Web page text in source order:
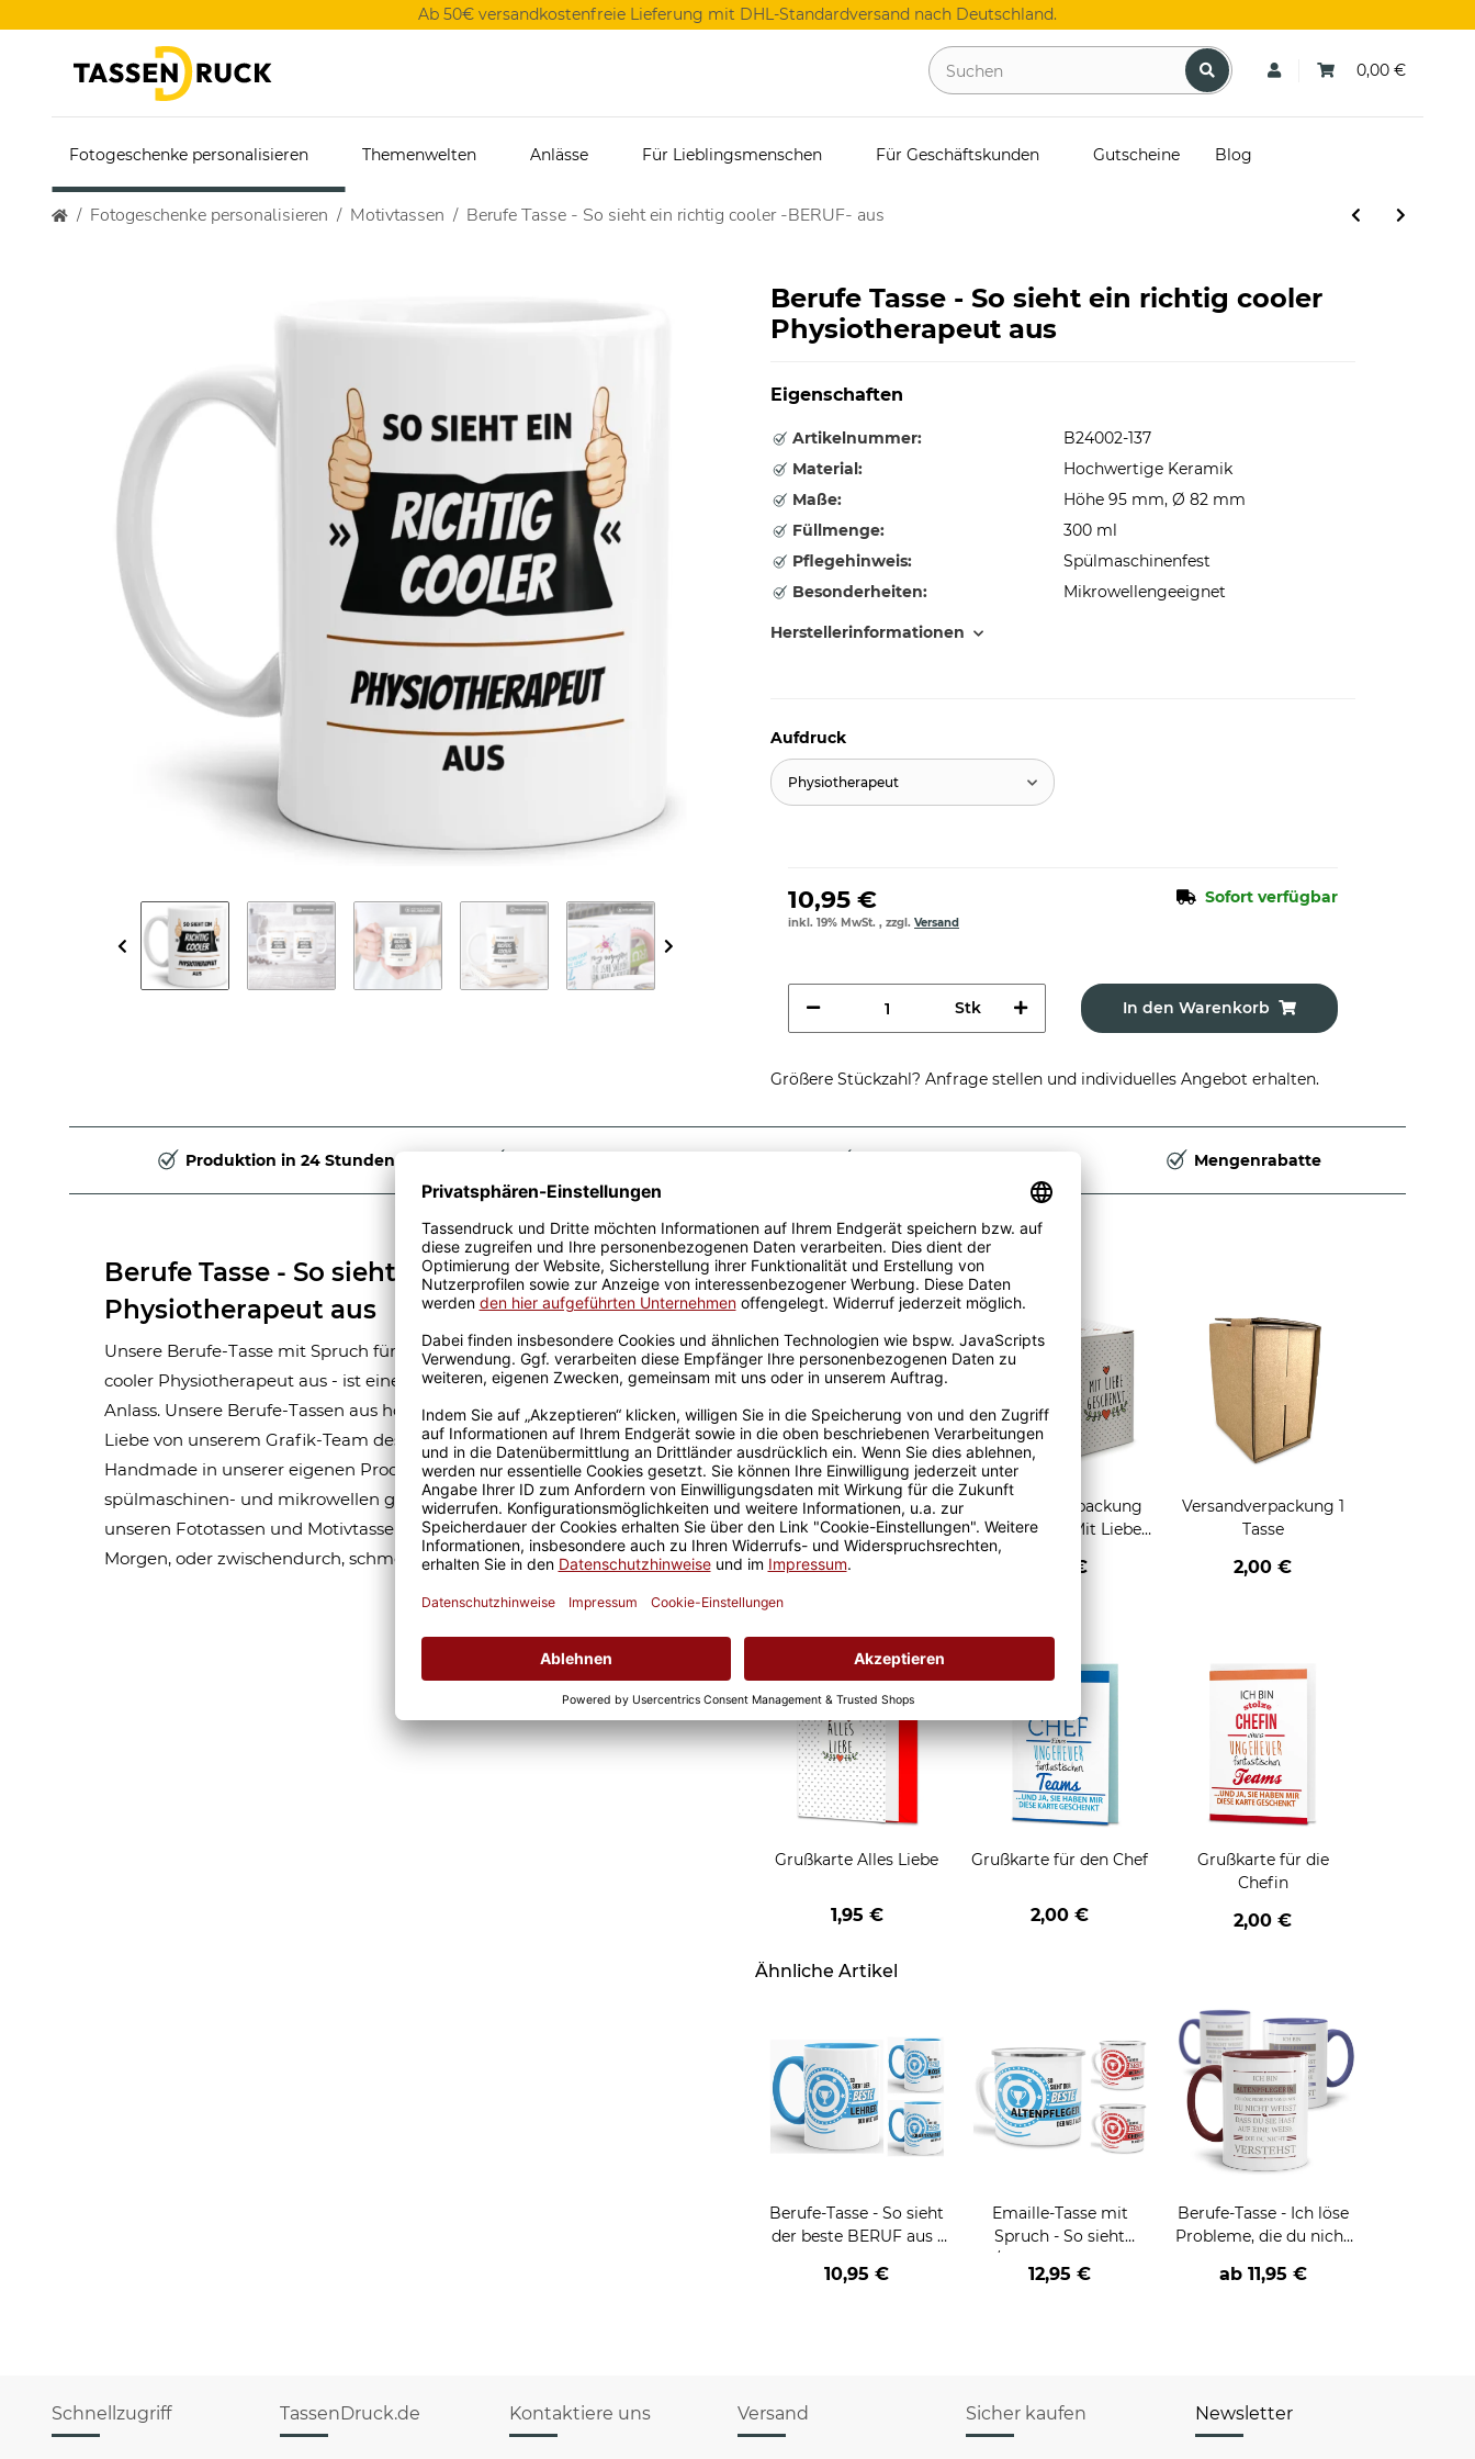
Ab 50€ versandkostenfreie Lieferung mit DHL-Standardversand nach Deutschland.
0,00 €
Fotogeschenke personalisieren Themenwelten Anlässe Für Lieblingsmenschen Für Geschäftskunden Gutscheine Blog
Fotogeschenke personalisieren Motivtassen Berufe Tasse - So sieht ein richtig cooler -BERUF- aus
Berufe Tasse - So sieht ein richtig cooler
Physiotherapeut aus
Eigenschaften
Artikelnummer:
B24002-137
Material:
Hochwertige Keramik
Maße:
Höhe 95 mm, Ø 82 mm
Füllmenge:
300 ml
Pflegehinweis:
Spülmaschinenfest
Besonderheiten:
Mikrowellengeeignet
Herstellerinformationen
Aufdruck
Physiotherapeut
10,95 € Sofort verfügbar
inkl. 19% MwSt. , zzgl. Versand
Stk In den Warenkorb
Größere Stückzahl? Anfrage stellen und individuelles Angebot erhalten.
Produktion in 24 Stunden Mengenrabatte
Berufe Tasse - So sieht ein richtig cooler
Physiotherapeut aus
Unsere Berufe-Tasse mit Spruch für Männer-Berufe - So sieht ein richtig
cooler Physiotherapeut aus - ist eine tolle Geschenkidee, egal zu welchem
Anlass. Unsere Berufe-Tassen aus hochwertiger Keramik wurden mit viel
Liebe von unserem Grafik-Team designt. Mit viel Erfahrung werden sie
Handmade in unserer eigenen Produktion bedruckt. Die Kaffeebecher sind
spülmaschinen- und mikrowellen geeignet. Somit ist eine lange Freude an
unseren Fototassen und Motivtassen garantiert und der Kaffee am
Morgen, oder zwischendurch, schmeckt gleich nochmal so gut.
Passende Verpackungen
Geschenkverpackung 1
Tasse mit Fenster
2,50 €
Geschenkverpackung
für Tassen - Mit Liebe
2,95 €
Versandverpackung 1
Tasse
2,00 €
Grußkarten zum Verschenken
Grußkarte Alles Liebe
1,95 €
Grußkarte für den Chef
2,00 €
Grußkarte für die
Chefin
2,00 €
Ähnliche Artikel
Berufe-Tasse - So sieht
der beste BERUF aus -
Männer - Hellblau
10,95 €
Emaille-Tasse mit
Spruch - So sieht
- aus
12,95 €
Berufe-Tasse - Ich löse
Probleme, die du nicht
verschiedene Berufe
ab 11,95 €
Schnellzugriff TassenDruck.de Kontaktiere uns Versand Sicher kaufen Newsletter